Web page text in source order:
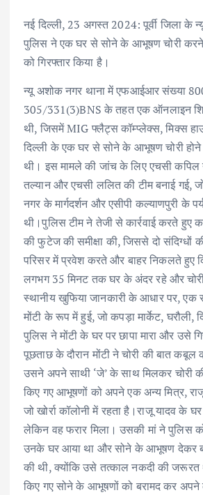
नई दिल्ली, 23 अगस्त 2024: पूर्वी जिला के
पुलिस ने एक घर से सोने के आभूषण चोरी करने
को गिरफ्तार किया है।
न्यू अशोक नगर थाना में एफआईआर संख्या
305/331(3)BNS के तहत एक ऑनलाइन
थी, जिसमें MIG फ्लैट्स कॉम्प्लेक्स, मिक्स
दिल्ली के एक घर से सोने के आभूषण चोरी होने
थी। इस मामले की जांच के लिए एचसी
तल्यान और एचसी ललित की टीम बनाई गई,
नगर के मार्गदर्शन और एसीपी कल्याणपुरी के
थी।पुलिस टीम ने तेजी से कार्रवाई करते हुए
की फुटेज की समीक्षा की, जिससे दो संदिग्धों
परिसर में प्रवेश करते और बाहर निकलते हुए
लगभग 35 मिनट तक घर के अंदर रहे और
स्थानीय खुफिया जानकारी के आधार पर, एक
मोंटी के रूप में हुई, जो कपड़ा मार्केट, घरौली,
पुलिस ने मोंटी के घर पर छापा मारा और उसे
पूछताछ के दौरान मोंटी ने चोरी की बात कबूल
उसने अपने साथी ‘जे’ के साथ मिलकर चोरी
किए गए आभूषणों को अपने एक अन्य मित्र,
जो खोर्रा कॉलोनी में रहता है।राजू यादव के
लेकिन वह फरार मिला। उसकी मां ने पुलिस
उनके घर आया था और सोने के आभूषण देकर
की थी, क्योंकि उसे तत्काल नकदी की जरूरत
किए गए सोने के आभूषणों को बरामद कर अपने